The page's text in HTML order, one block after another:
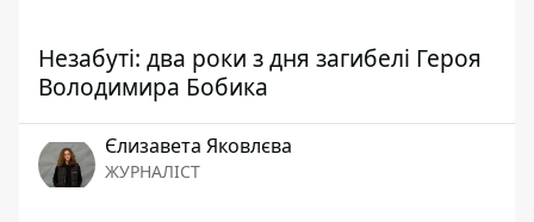
Незабуті: два роки з дня загибелі Героя
Володимира Бобика
Єлизавета Яковлєва
ЖУРНАЛІСТ